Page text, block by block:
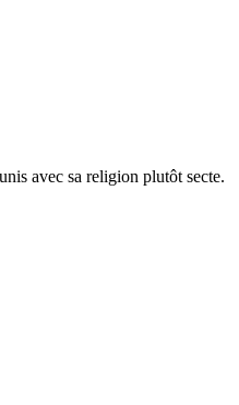
avec sa religion plutôt secte.